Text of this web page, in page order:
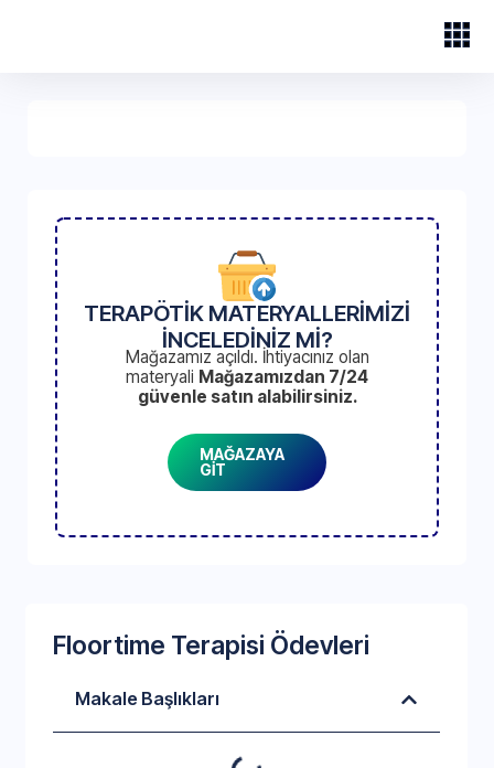
TERAPÖTİK MATERYALLERİMİZİ
İNCELEDİNİZ Mİ?
Mağazamız açıldı. İhtiyacınız olan
materyali Mağazamızdan 7/24
güvenle satın alabilirsiniz.
MAĞAZAYA
GİT
Floortime Terapisi Ödevleri
Makale Başlıkları